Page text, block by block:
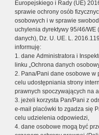
Europejskiego i Rady (UE)
sprawie ochrony osób
osobowych i w sprawie
uchylenia dyrektywy 95/46/
danych), Dz. U. UE. L.
informuję:
1. dane Administratora i
linku „Ochrona danych
2. Pana/Pani dane osobowe w
celu udostępniania strony
prawnych spoczywających na
3. jeżeli korzysta Pan/Pani z
e-mail placówki to zgadza się
celu udzielenia odpowiedzi,
4. dane osobowe mogą być